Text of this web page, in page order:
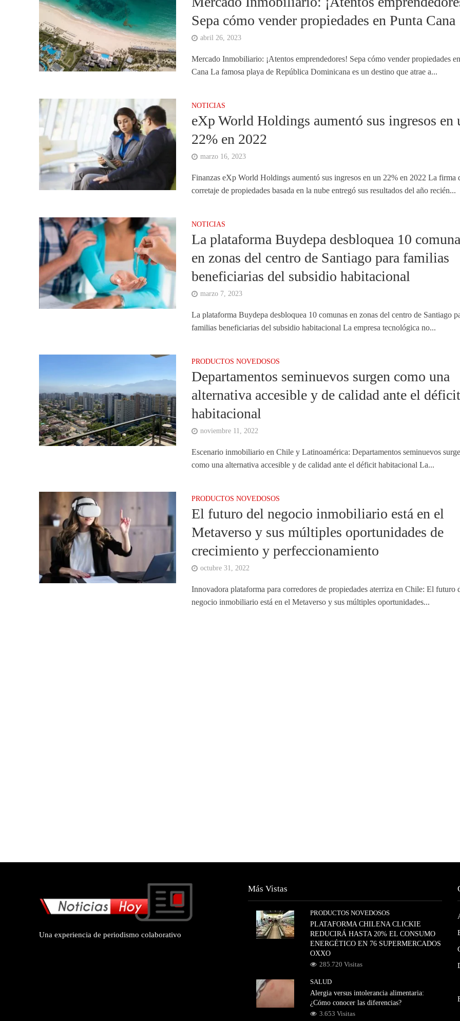
Sepa cómo vender propiedades en Punta Cana
abril 26, 2023
Mercado Inmobiliario: ¡Atentos emprendedores! Sepa cómo vender propiedades
Cana La famosa playa de República Dominicana es un destino que atrae a...
NOTICIAS
eXp World Holdings aumentó sus ingresos en
22% en 2022
marzo 16, 2023
Finanzas eXp World Holdings aumentó sus ingresos en un 22% en 2022 La firma
corretaje de propiedades basada en la nube entregó sus resultados del año recién...
NOTICIAS
La plataforma Buydepa desbloquea 10
en zonas del centro de Santiago para familias
beneficiarias del subsidio habitacional
marzo 7, 2023
La plataforma Buydepa desbloquea 10 comunas en zonas del centro de Santiago
familias beneficiarias del subsidio habitacional La empresa tecnológica no...
PRODUCTOS NOVEDOSOS
Departamentos seminuevos surgen como una
alternativa accesible y de calidad ante el
habitacional
noviembre 11, 2022
Escenario inmobiliario en Chile y Latinoamérica: Departamentos seminuevos
como una alternativa accesible y de calidad ante el déficit habitacional La...
PRODUCTOS NOVEDOSOS
El futuro del negocio inmobiliario está en el
Metaverso y sus múltiples oportunidades de
crecimiento y perfeccionamiento
octubre 31, 2022
Innovadora plataforma para corredores de propiedades aterriza en Chile: El futuro
negocio inmobiliario está en el Metaverso y sus múltiples oportunidades...
Una experiencia de periodismo colaborativo
Más Vistas
PRODUCTOS NOVEDOSOS
PLATAFORMA CHILENA CLICKIE
REDUCIRÁ HASTA 20% EL CONSUMO
ENERGÉTICO EN 76 SUPERMERCADOS
OXXO
285.720 Visitas
SALUD
Alergia versus intolerancia alimentaria:
¿Cómo conocer las diferencias?
3.653 Visitas